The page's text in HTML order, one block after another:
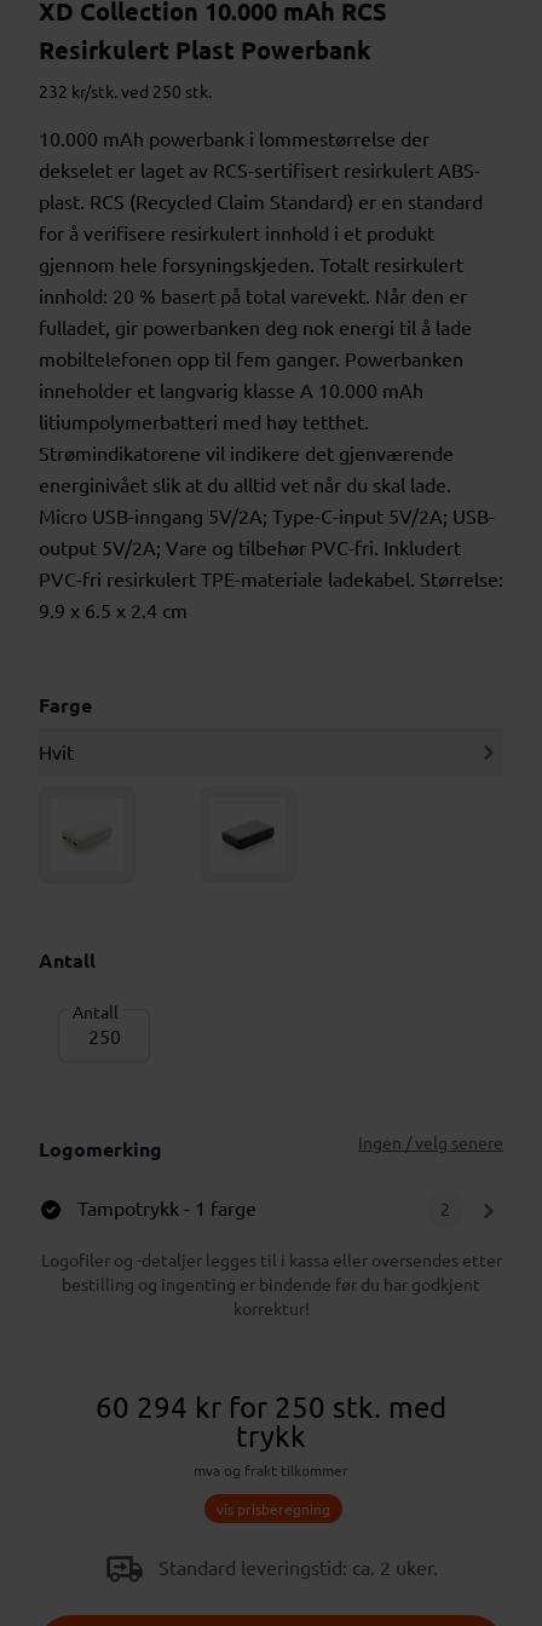
XD Collection 10.000 mAh RCS
Resirkulert Plast Powerbank
232 kr/stk. ved 250 stk.
10.000 mAh powerbank i lommestørrelse der
dekselet er laget av RCS-sertifisert resirkulert ABS-
plast. RCS (Recycled Claim Standard) er en standard
for å verifisere resirkulert innhold i et produkt
gjennom hele forsyningskjeden. Totalt resirkulert
innhold: 20 % basert på total varevekt. Når den er
fulladet, gir powerbanken deg nok energi til å lade
mobiltelefonen opp til fem ganger. Powerbanken
inneholder et langvarig klasse A 10.000 mAh
litiumpolymerbatteri med høy tetthet.
Strømindikatorene vil indikere det gjenværende
energinivået slik at du alltid vet når du skal lade.
Micro USB-inngang 5V/2A; Type-C-input 5V/2A; USB-
output 5V/2A; Vare og tilbehør PVC-fri. Inkludert
PVC-fri resirkulert TPE-materiale ladekabel. Størrelse:
9.9 x 6.5 x 2.4 cm
Farge
Hvit
Antall
Antall
Logomerking Ingen / velg senere
Tampotrykk - 1 farge 2
Logofiler og -detaljer legges til i kassa eller oversendes etter
bestilling og ingenting er bindende før du har godkjent
korrektur!
60 294 kr for 250 stk. med
trykk
mva og frakt tilkommer
vis prisberegning
Standard leveringstid: ca. 2 uker.